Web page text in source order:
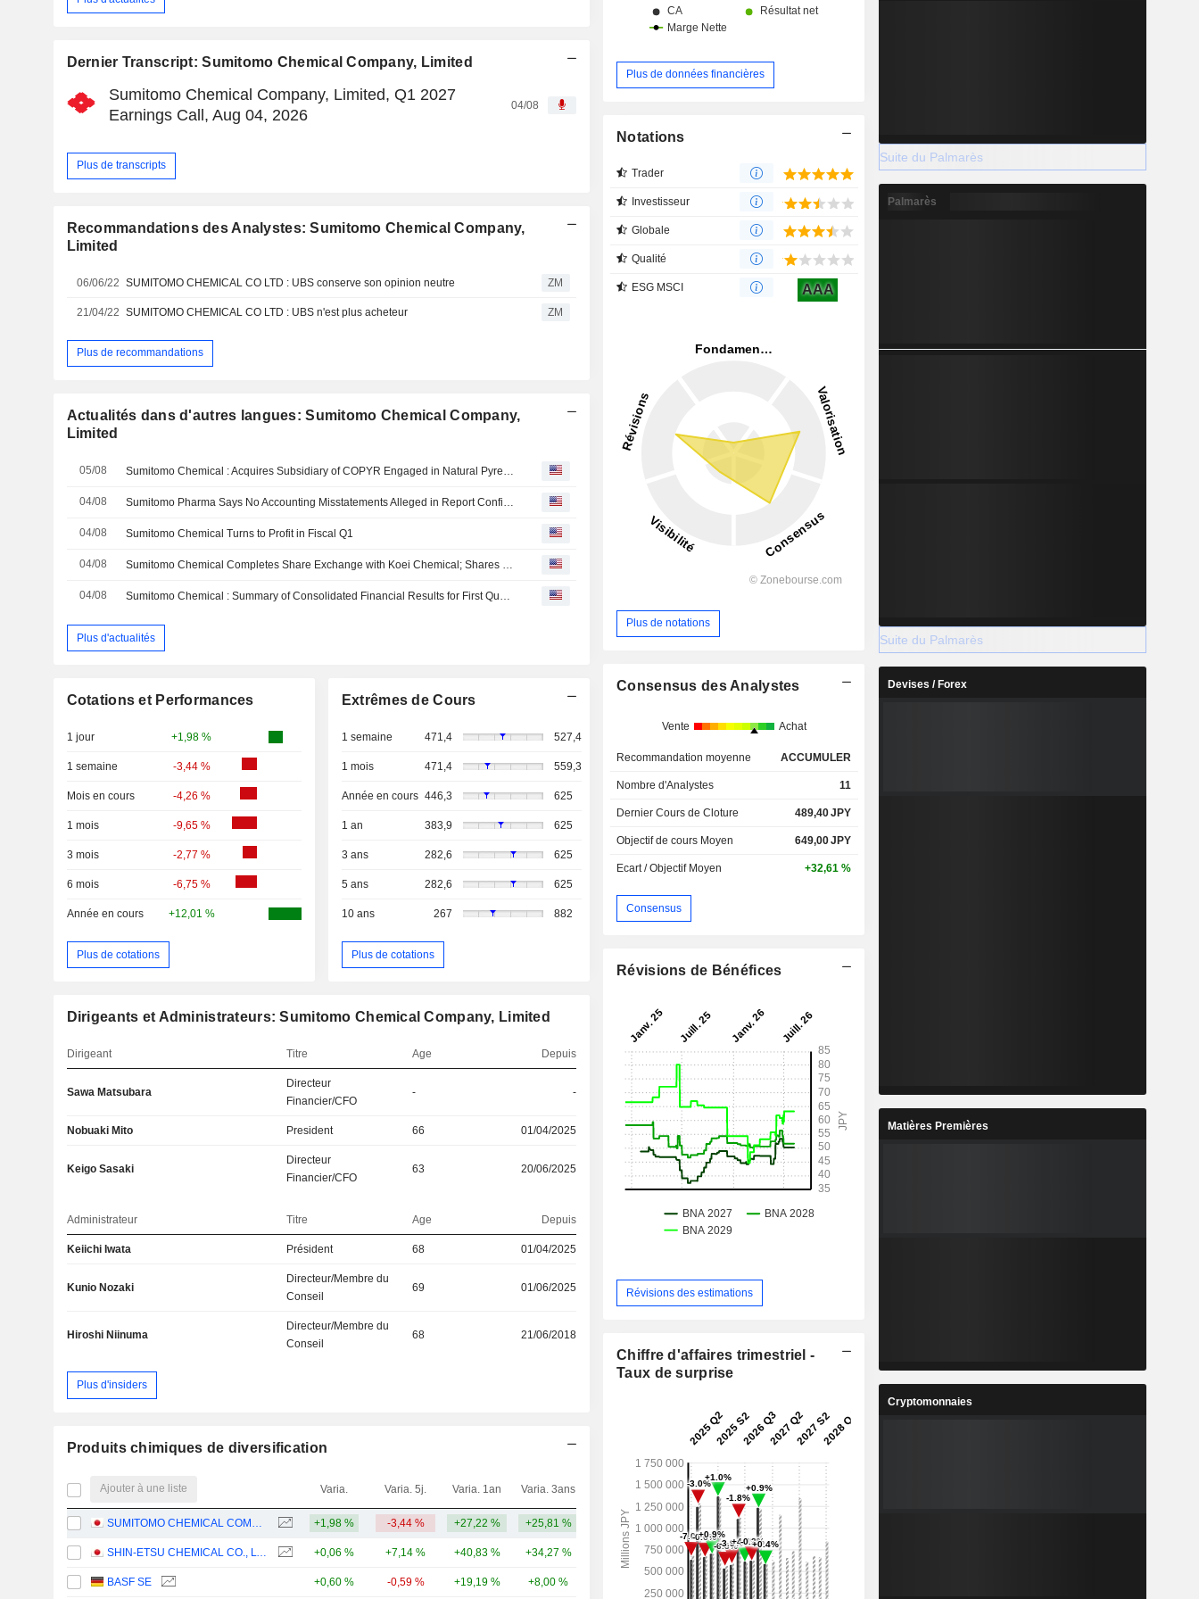
Dernier Transcript: Sumitomo Chemical Company, Limited
Sumitomo Chemical Company, Limited, Q1 2027
Earnings Call, Aug 04, 2026
04/08
Plus de transcripts
Recommandations des Analystes: Sumitomo Chemical Company,
Limited
06/06/22 SUMITOMO CHEMICAL CO LTD : UBS conserve son opinion neutre ZM
21/04/22 SUMITOMO CHEMICAL CO LTD : UBS n'est plus acheteur ZM
Plus de recommandations
Actualités dans d'autres langues: Sumitomo Chemical Company,
Limited
05/08 Sumitomo Chemical : Acquires Subsidiary of COPYR Engaged in Natural Pyrethrin-Based Plant Protection Business
04/08 Sumitomo Pharma Says No Accounting Misstatements Alleged in Report Confirmed
04/08 Sumitomo Chemical Turns to Profit in Fiscal Q1
04/08 Sumitomo Chemical Completes Share Exchange with Koei Chemical; Shares Down 7%
04/08 Sumitomo Chemical : Summary of Consolidated Financial Results for First Quarter Fiscal Year 2026
Plus d'actualités
Cotations et Performances
1 jour +1,98 %
1 semaine -3,44 %
Mois en cours -4,26 %
1 mois -9,65 %
3 mois -2,77 %
6 mois -6,75 %
Année en cours +12,01 %
Plus de cotations
Extrêmes de Cours
1 semaine 471,4 527,4
1 mois 471,4 559,3
Année en cours 446,3 625
1 an 383,9 625
3 ans 282,6 625
5 ans 282,6 625
10 ans 267 882
Plus de cotations
Dirigeants et Administrateurs: Sumitomo Chemical Company, Limited
Dirigeant Titre Age Depuis
Sawa Matsubara
Directeur
Financier/CFO
- -
Nobuaki Mito President 66 01/04/2025
Keigo Sasaki
Directeur
Financier/CFO
63 20/06/2025
Administrateur Titre Age Depuis
Keiichi Iwata Président 68 01/04/2025
Kunio Nozaki
Directeur/Membre du
Conseil
69 01/06/2025
Hiroshi Niinuma
Directeur/Membre du
Conseil
68 21/06/2018
Plus d'insiders
Produits chimiques de diversification
Ajouter à une liste Varia. Varia. 5j. Varia. 1an Varia. 3ans Capi.($)
+1,98 % -3,44 % +27,22 % +25,81 % 5,14 Md
+0,06 % +7,14 % +40,83 % +34,27 % 72,74 Md
BASF SE +0,60 % -0,59 % +19,19 % +8,00 %
Plus de données financières
Notations
Trader
Investisseur
Globale
Qualité
ESG MSCI AAA
Plus de notations
Consensus des Analystes
Vente Achat
Recommandation moyenne ACCUMULER
Nombre d'Analystes 11
Dernier Cours de Cloture 489,40JPY
Objectif de cours Moyen 649,00JPY
Ecart / Objectif Moyen +32,61 %
Consensus
Révisions de Bénéfices
Révisions des estimations
Chiffre d'affaires trimestriel -
Taux de surprise
Suite du Palmarès
Palmarès
Suite du Palmarès
Devises / Forex
Matières Premières
Cryptomonnaies